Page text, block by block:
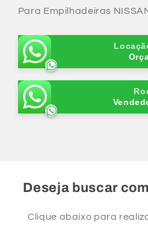
Junta
da
de
Válvula-
K21/K25
Junta
da
Válvula-
K21/K25
Para Empilhadeiras
Deseja buscar
Clique abaixo para